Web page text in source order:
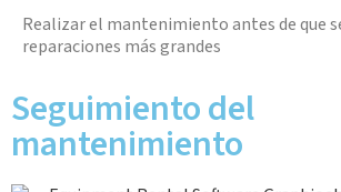
Realizar el mantenimiento antes de que
reparaciones más grandes
Seguimiento del
mantenimiento